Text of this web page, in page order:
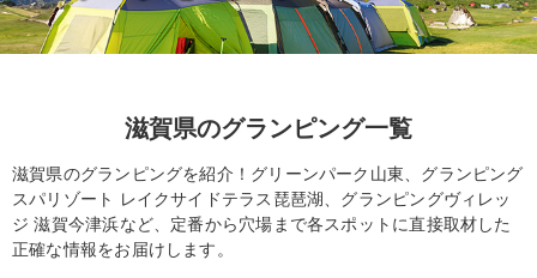
滋賀県のグランピング一覧
滋賀県のグランピングを紹介！グリーンパーク山東、グランピング
スパリゾート レイクサイドテラス琵琶湖、グランピングヴィレッ
ジ 滋賀今津浜など、定番から穴場まで各スポットに直接取材した
正確な情報をお届けします。